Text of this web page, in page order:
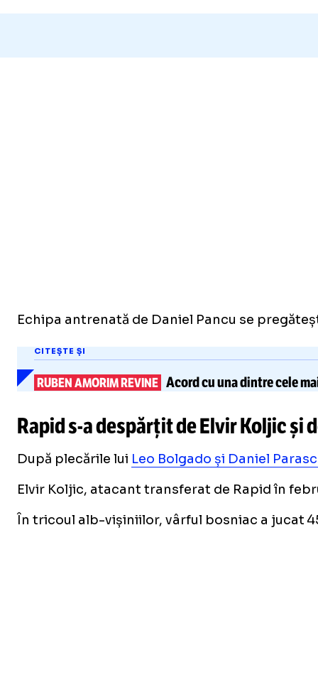
Echipa antrenată de Daniel Pancu se
CITEȘTE ȘI
RUBEN AMORIM REVINE Acord cu una dintrecele
Rapids-adespărțit de Elvir Koljic și
După plecările lui Leo Bolgado și Daniel
Elvir Koljic, atacant transferat de Rapid în
În tricoul alb-vișiniilor, vârful bosniac a jucat